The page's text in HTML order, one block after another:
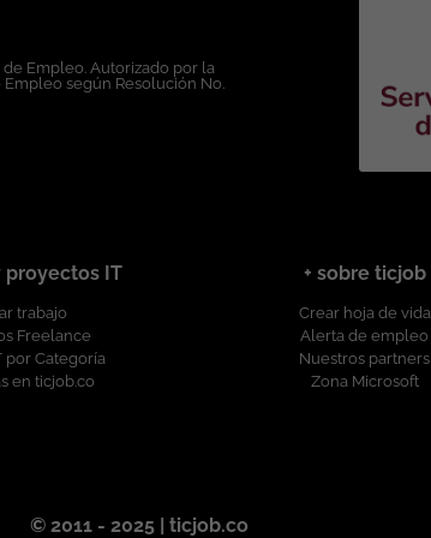
Empleo. Autorizado por la
según Resolución No.
proyectos IT
trabajo
Freelance
por Categoría
en ticjob.co
+ sobre ticjob
Crear hoja de vida
Alerta de empleo
Nuestros partners
Zona Microsoft
© 2011 - 2025 | ticjob.co